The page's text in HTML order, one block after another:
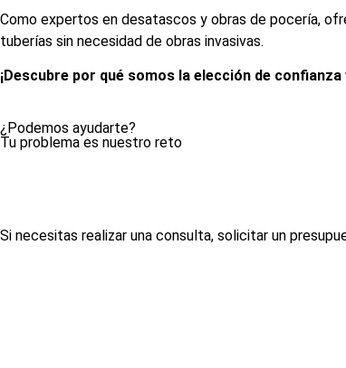
Como expertos en desatascos y obras de pocería,
tuberías sin necesidad de obras invasivas.
¡Descubre por qué somos la elección de
¿Podemos ayudarte?
Tu problema es nuestro reto
Si necesitas realizar una consulta, solicitar un